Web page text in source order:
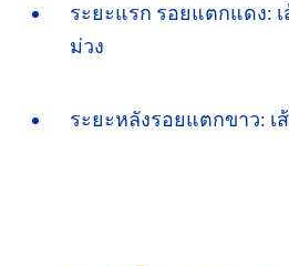
ระยะแรก รอยแตกแดง:
ม่วง
ระยะหลังรอยแตกขาว: เ